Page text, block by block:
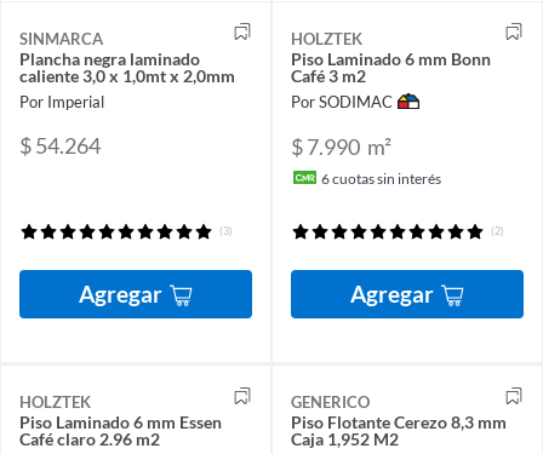
SINMARCA
Plancha negra laminado
caliente 3,0 x 1,0mt x 2,0mm
Por Imperial
$ 54.264
(3)
Agregar
HOLZTEK
Piso Laminado 6 mm Bonn
Café 3 m2
Por SODIMAC
$ 7.990 m²
6cuotas sin interés
(2)
Agregar
HOLZTEK
Piso Laminado 6 mm Essen
Café claro 2.96 m2
GENERICO
Piso Flotante Cerezo 8,3 mm
Caja 1,952 M2